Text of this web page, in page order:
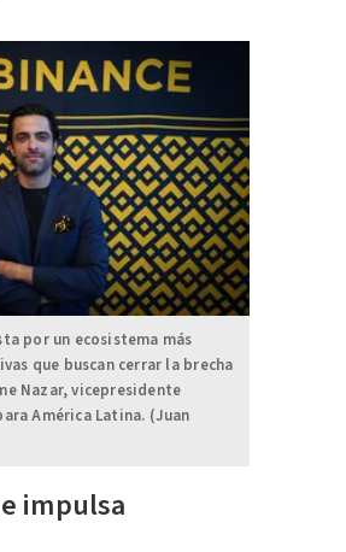
por un ecosistema más
que buscan cerrar la brecha
Nazar, vicepresidente
América Latina. (Juan
impulsa